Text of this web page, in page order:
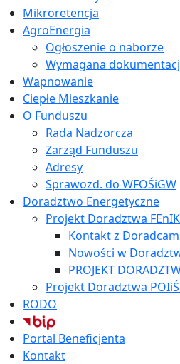
Mikroretencja
AgroEnergia
Ogłoszenie o naborze
Wymagana
Wapnowanie
Ciepłe Mieszkanie
O Funduszu
Rada Nadzorcza
Zarząd Funduszu
Adresy
Sprawozd. do WFOŚiGW
Doradztwo Energetyczne
Projekt Doradztwa
Kontakt z
Nowości w
PROJEKT
Projekt Doradztwa
RODO
Portal Beneficjenta
Kontakt